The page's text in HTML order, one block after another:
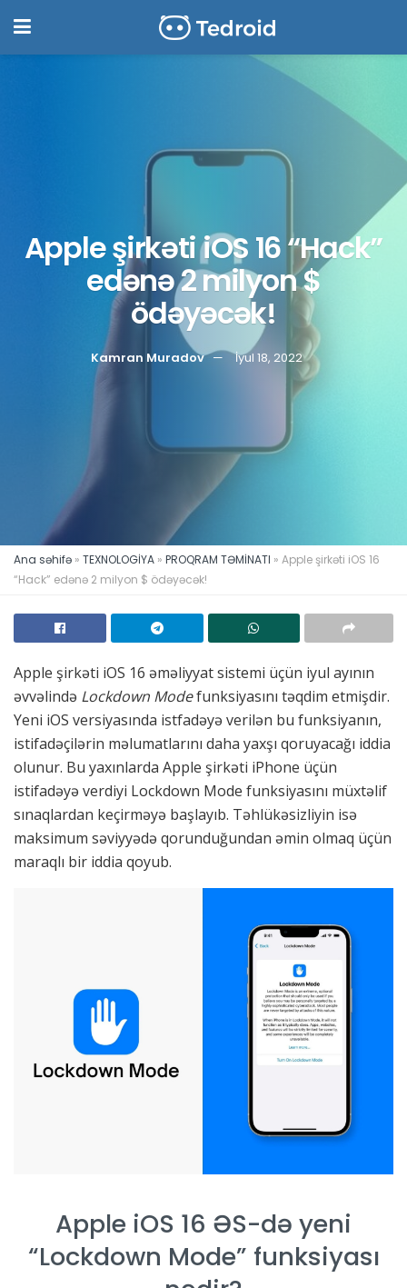
Apple şirkəti iOS 16 “Hack”
edənə 2 milyon $
ödəyəcək!
Kamran Muradov İyul 18, 2022
Ana səhifə » TEXNOLOGİYA » PROQRAM TƏMİNATI » Apple şirkəti iOS 16
“Hack” edənə 2 milyon $ ödəyəcək!
Apple şirkəti iOS 16 əməliyyat sistemi üçün iyul ayının
əvvəlində Lockdown Modefunksiyasını təqdim etmişdir.
Yeni iOS versiyasında istfadəyə verilən bu funksiyanın,
istifadəçilərin məlumatlarını daha yaxşı qoruyacağı iddia
olunur. Bu yaxınlarda Apple şirkəti iPhone üçün
istifadəyə verdiyi Lockdown Mode funksiyasını müxtəlif
sınaqlardan keçirməyə başlayıb. Təhlükəsizliyin isə
maksimum səviyyədə qorunduğundan əmin olmaq üçün
maraqlı bir iddia qoyub.
Apple iOS 16 ƏS-də yeni
“Lockdown Mode” funksiyası